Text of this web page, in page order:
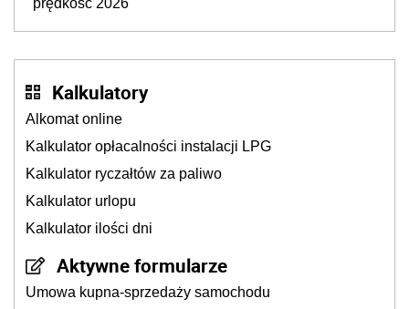
prędkość 2026
Kalkulatory
Alkomat online
Kalkulator opłacalności instalacji LPG
Kalkulator ryczałtów za paliwo
Kalkulator urlopu
Kalkulator ilości dni
Aktywne formularze
Umowa kupna-sprzedaży samochodu